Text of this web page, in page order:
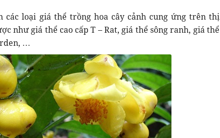
các loại giá thể trồng hoa cây cảnh cung ứng trên thị
như giá thể cao cấp T – Rat, giá thể sông ranh, giá thể
…